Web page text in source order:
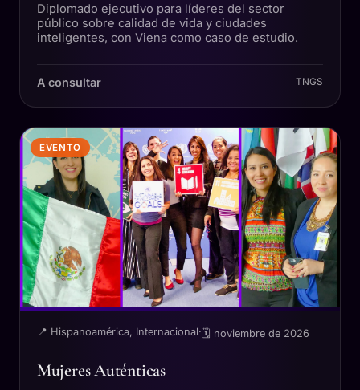
Diplomado ejecutivo para líderes del sector
público sobre calidad de vida y ciudades
inteligentes, con Viena como caso de estudio.
A consultar TNGS
EVENTO
📍 Hispanoamérica, Internacional· 🗓 noviembre de 2026
Mujeres Auténticas